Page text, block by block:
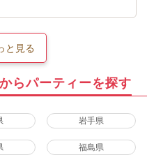
と見る
らパーティーを探す
岩手県
福島県